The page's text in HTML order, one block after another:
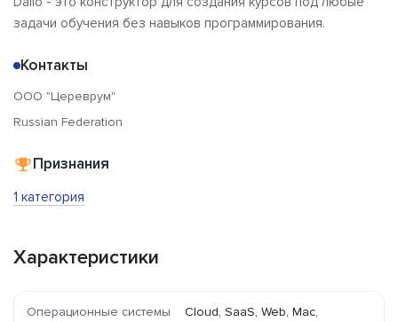
задачи обучения без навыков программирования.
Контакты
ООО "Цереврум"
Russian Federation
Признания
1 категория
Характеристики
Операционные системы
Cloud, SaaS, Web, Mac,